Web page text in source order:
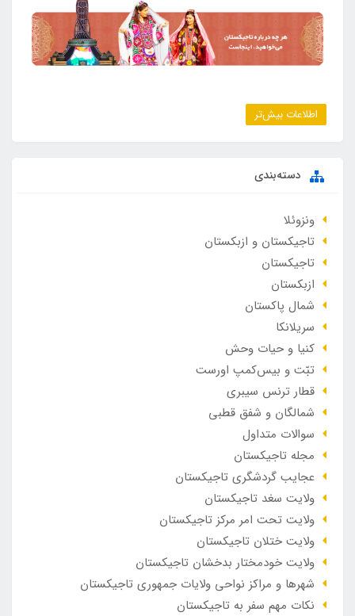
اطلاعات بیش‌تر
دسته‌بندی
ونزوئلا
تاجیکستان و ازبکستان
تاجیکستان
ازبکستان
شمال پاکستان
سریلانکا
کنیا و حیات وحش
تبّت و بیس‌کمپ اورست
قطار ترنس سیبری
شمالگان و شفق قطبی
سوالات متداول
مجله تاجیکستان
عجایب گردشگری تاجیکستان
ولایت سغد تاجیکستان
ولایت تحت امر مرکز تاجیکستان
ولایت ختلان تاجیکستان
ولایت خودمختار بدخشان تاجیکستان
شهرها و مراکز نواحی ولایات جمهوری تاجیکستان
نکات مهم سفر به تاجیکستان